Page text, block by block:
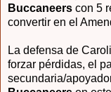
Buccaneers con 5
convertir en el
La defensa de
forzar pérdidas, el
secundaria/